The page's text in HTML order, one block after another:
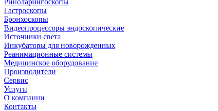
Риноларингоскопы
Гастроскопы
Бронхоскопы
Видеопроцессоры эндоскопические
Источники света
Инкубаторы для новорожденных
Реанимационные системы
Медицинское оборудование
Производители
Сервис
Услуги
О компании
Контакты